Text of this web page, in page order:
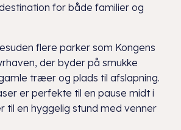
for både familier og
flere parker som Kongens
der byder på smukke
træer og plads til afslapning.
er perfekte til en pause midt i
til en hyggelig stund med venner